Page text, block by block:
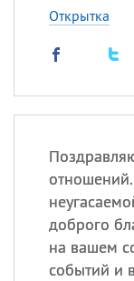
Открытка
доброго
на вашем
событий и